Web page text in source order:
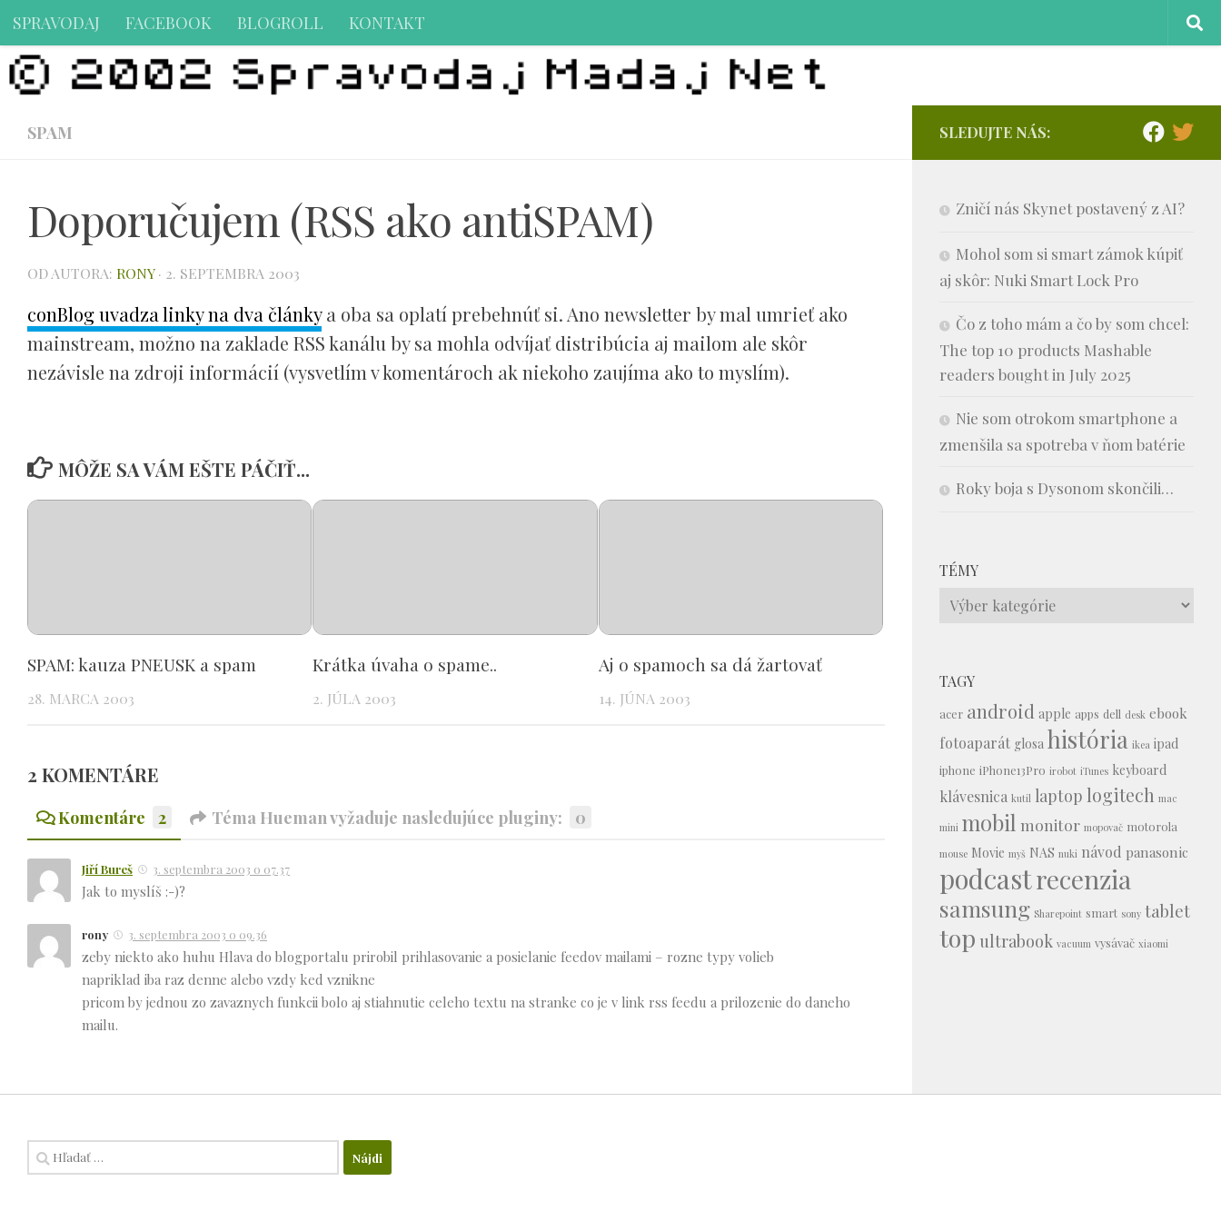
Preskočiť na obsah
SPRAVODAJ FACEBOOK BLOGROLL KONTAKT
SPAM
Doporučujem (RSS ako antiSPAM)
OD AUTORA: RONY · 2. SEPTEMBRA 2003
conBlog uvadza linky na dva článkya oba sa oplatí prebehnúť si. Ano newsletter by mal umrieť ako
mainstream, možno na zaklade RSS kanálu by sa mohla odvíjať distribúcia aj mailom ale skôr
nezávisle na zdroji informácií (vysvetlím v komentároch ak niekoho zaujíma ako to myslím).
MÔŽE SA VÁM EŠTE PÁČIŤ...
SPAM: kauza PNEUSK a spam
28. MARCA 2003
Krátka úvaha o spame..
2. JÚLA 2003
Aj o spamoch sa dá žartovať
14. JÚNA 2003
2 KOMENTÁRE
Komentáre 2 Téma Hueman vyžaduje nasledujúce pluginy: 0
Jiří Bureš 3. septembra 2003 o 07.37
Jak to myslíš :-)?
rony 3. septembra 2003 o 09.36
zeby niekto ako huhu Hlava do blogportalu prirobil prihlasovanie a posielanie feedov mailami – rozne typy volieb
napriklad iba raz denne alebo vzdy ked vznikne
pricom by jednou zo zavaznych funkcii bolo aj stiahnutie celeho textu na stranke co je v link rss feedu a prilozenie do daneho
mailu.
SLEDUJTE NÁS:
Zničí nás Skynet postavený z AI?
Mohol som si smart zámok kúpiť
aj skôr: Nuki Smart Lock Pro
Čo z toho mám a čo by som chcel:
The top 10 products Mashable
readers bought in July 2025
Nie som otrokom smartphone a
zmenšila sa spotreba v ňom batérie
Roky boja s Dysonom skončili…
TÉMY
Témy
TAGY
acer android apple apps dell desk ebook
fotoaparát glosa história ikea ipad
iphone iPhone13Pro irobot iTunes keyboard
klávesnica kutil laptop logitech mac
mini mobil monitor mopovač motorola
mouse Movie myš NAS nuki návod panasonic
podcastrecenzia
samsung Sharepoint smart sony tablet
top ultrabook vacuum vysávač xiaomi
Hľadať: